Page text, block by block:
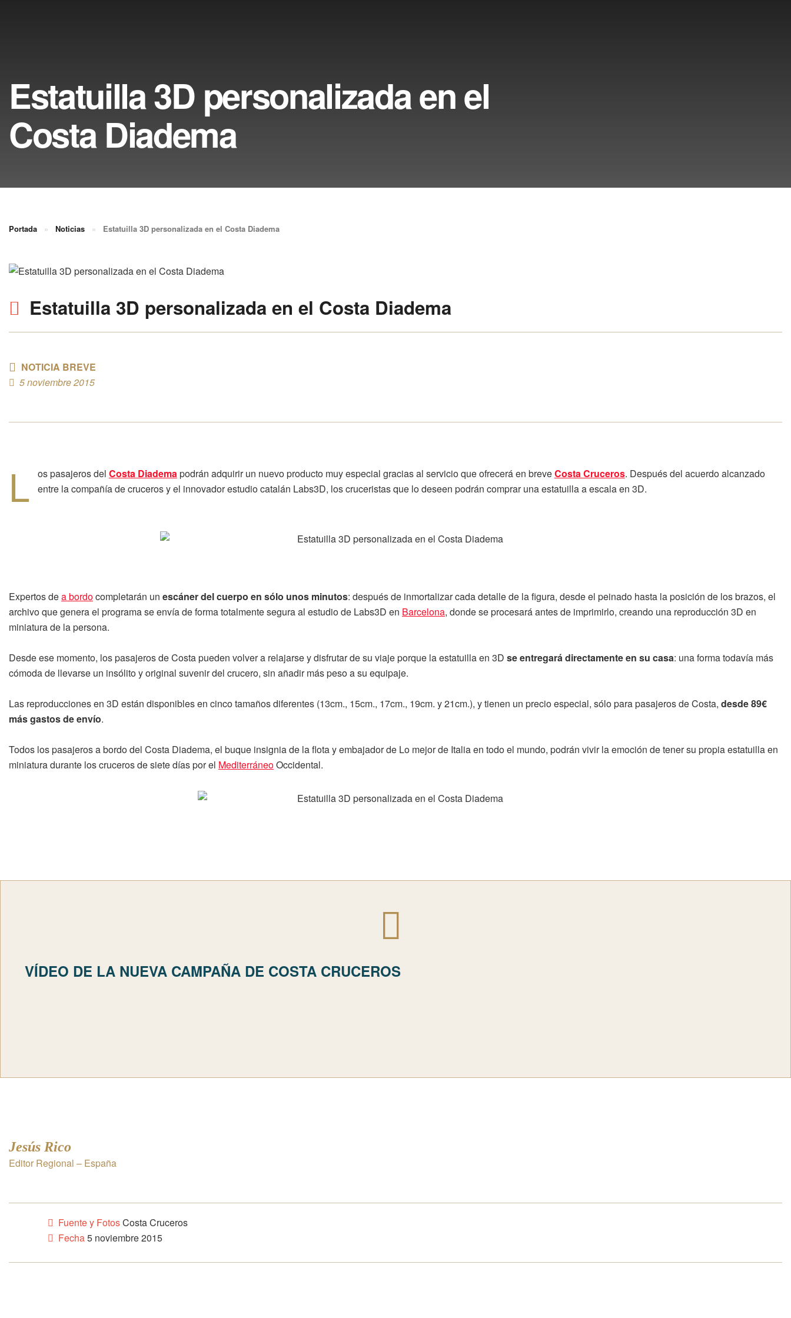
Estatuilla 3D personalizada en el
Costa Diadema
Portada » Noticias » Estatuilla 3D personalizada en el Costa Diadema
Estatuilla 3D personalizada en el Costa Diadema
NOTICIA BREVE
5 noviembre 2015
L os pasajeros del Costa Diademapodrán adquirir un nuevo producto muy especial gracias al servicio que ofrecerá en breveCosta Cruceros. Después del acuerdo alcanzado
entre la compañía de cruceros y el innovador estudio catalán Labs3D, los cruceristas que lo deseen podrán comprar una estatuilla a escala en 3D.
Expertos dea bordocompletarán un escáner del cuerpo en sólo unos minutos: después de inmortalizar cada detalle de la figura, desde el peinado hasta la posición de los brazos, el
archivo que genera el programa se envía de forma totalmente segura al estudio de Labs3D en Barcelona, donde se procesará antes de imprimirlo, creando una reproducción 3D en
miniatura de la persona.
Desde ese momento, los pasajeros de Costa pueden volver a relajarse y disfrutar de su viaje porque la estatuilla en 3D se entregará directamente en su casa: una forma todavía más
cómoda de llevarse un insólito y original suvenir del crucero, sin añadir más peso a su equipaje.
Las reproducciones en 3D están disponibles en cinco tamaños diferentes (13cm., 15cm., 17cm., 19cm. y 21cm.), y tienen un precio especial, sólo para pasajeros de Costa, desde 89€
más gastos de envío.
Todos los pasajeros a bordo del Costa Diadema, el buque insignia de la flota y embajador de Lo mejor de Italia en todo el mundo, podrán vivir la emoción de tener su propia estatuilla en
miniatura durante los cruceros de siete días por el MediterráneoOccidental.
VÍDEO DE LA NUEVA CAMPAÑA DE COSTA CRUCEROS
Jesús Rico
Editor Regional – España
Fuente y FotosCosta Cruceros
Fecha5 noviembre 2015